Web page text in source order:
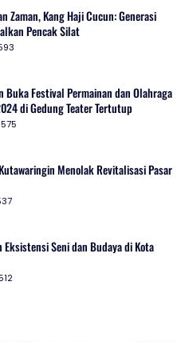
Zaman, Kang Haji Cucun: Generasi
Pencak Silat
Buka Festival Permainan dan Olahraga
di Gedung Teater Tertutup
575
Menolak Revitalisasi Pasar
Seni dan Budaya di Kota